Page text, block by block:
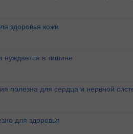
здоровья кожи
нуждается в тишине
полезна для сердца и нервной
для здоровья